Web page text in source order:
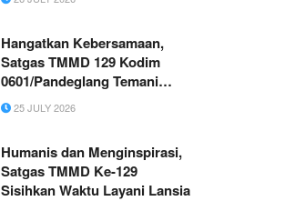
Hangatkan Kebersamaan,
Satgas TMMD 129 Kodim
0601/Pandeglang Temani
Warga Ronda Malam di Desa
Pasirgadung
25 JULY 2026
Humanis dan Menginspirasi,
Satgas TMMD Ke-129
Sisihkan Waktu Layani Lansia